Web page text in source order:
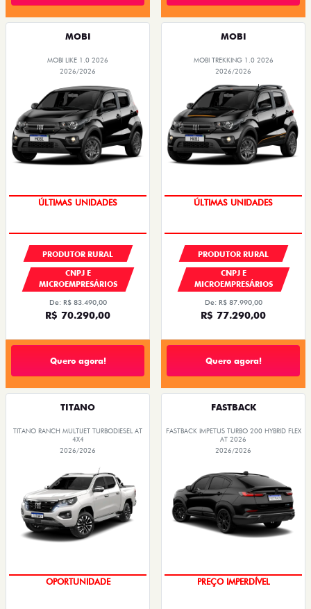
MOBI
MOBI LIKE 1.0 2026
2026/2026
GRANDE CHANCE FIAT
PRODUTOR RURAL
CNPJ E
MICROEMPRESÁRIOS
De: R$ 83.490,00
R$ 70.290,00
Quero agora!
MOBI
MOBI TREKKING 1.0 2026
2026/2026
GRANDE CHANCE FIAT
PRODUTOR RURAL
CNPJ E
MICROEMPRESÁRIOS
De: R$ 87.990,00
R$ 77.290,00
Quero agora!
TITANO
TITANO RANCH MULTIJET TURBODIESEL AT
4X4
2026/2026
GRANDE CHANCE FIAT
FASTBACK
FASTBACK IMPETUS TURBO 200 HYBRID FLEX
AT 2026
2026/2026
OPORTUNIDADE